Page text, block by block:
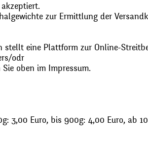
zur Ermittlung der
stellt eine Plattform zur Online-
odr
oben im Impressum.
3,00 Euro, bis 900g: 4,00 Euro, ab